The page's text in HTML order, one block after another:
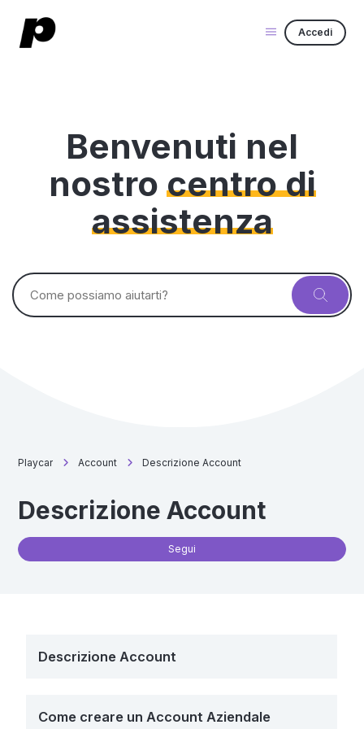
Accedi
Benvenuti nel
nostro centro di
assistenza
Ricerca
Playcar Account Descrizione Account
Descrizione Account
Segui
Descrizione Account
Come creare un Account Aziendale